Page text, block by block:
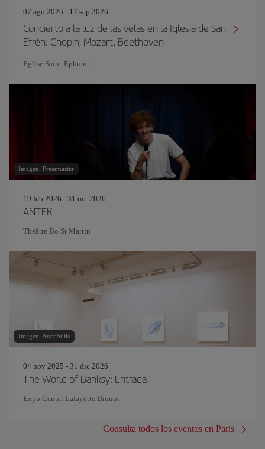
07 ago 2026 - 17 sep 2026
Concierto a la luz de las velas en la Iglesia de San
Efrén: Chopin, Mozart, Beethoven
Eglise Saint‐Ephrem
Imagen: Pressmaster
19 feb 2026 - 31 oct 2026
ANTEK
Théâtre Bo St Martin
Imagen: AnnaStills
04 nov 2025 - 31 dic 2026
The World of Banksy: Entrada
Expo Center Lafayette Drouot
Consulta todos los eventos en París